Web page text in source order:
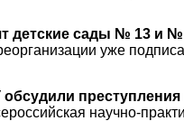
детские сады № 13 и №
уже
преступления
научно-